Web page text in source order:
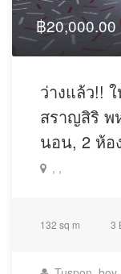
฿20,000.00
ว่างแล้ว!!
สราญสิริ พ
นอน, 2 ห้อ
, ,
132 sq m 3